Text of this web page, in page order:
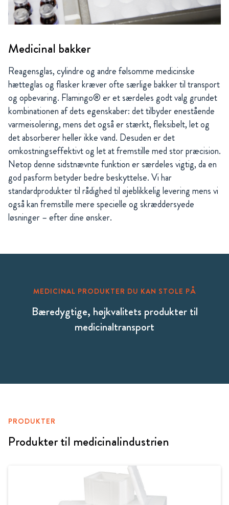
Medicinal bakker
Reagensglas, cylindre og andre følsomme medicinske
hætteglas og flasker kræver ofte særlige bakker til transport
og opbevaring. Flamingo® er et særdeles godt valg grundet
kombinationen af dets egenskaber: det tilbyder enestående
varmeisolering, mens det også er stærkt, fleksibelt, let og
det absorberer heller ikke vand. Desuden er det
omkostningseffektivt og let at fremstille med stor præcision.
Netop denne sidstnævnte funktion er særdeles vigtig, da en
god pasform betyder bedre beskyttelse. Vi har
standardprodukter til rådighed til øjeblikkelig levering mens vi
også kan fremstille mere specielle og skræddersyede
løsninger – efter dine ønsker.
MEDICINAL PRODUKTER DU KAN STOLE PÅ
Bæredygtige, højkvalitets produkter til
medicinaltransport
PRODUKTER
Produkter til medicinalindustrien